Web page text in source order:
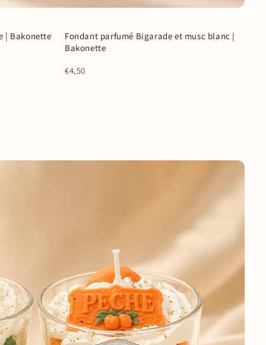
| Bakonette
Coup de ❤️
Fondant parfumé Bigarade et musc blanc |
Bakonette
€4,50